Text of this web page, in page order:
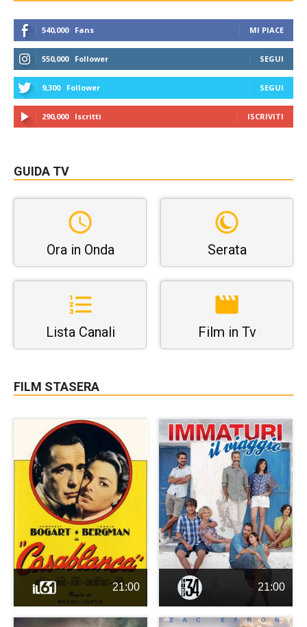
540,000 Fans MI PIACE
550,000 Follower SEGUI
9,300 Follower SEGUI
290,000 Iscritti ISCRIVITI
GUIDA TV
Ora in Onda Serata
Lista Canali Film in Tv
FILM STASERA
21:00 21:00